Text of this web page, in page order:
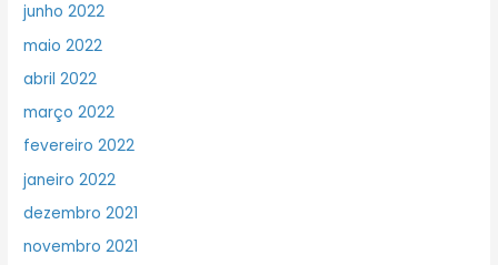
junho 2022
maio 2022
abril 2022
março 2022
fevereiro 2022
janeiro 2022
dezembro 2021
novembro 2021